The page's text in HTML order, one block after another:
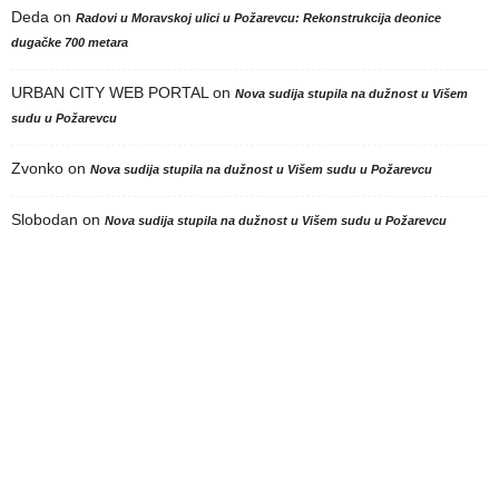
Deda on Radovi u Moravskoj ulici u Požarevcu: Rekonstrukcija deonice
dugačke 700 metara
URBAN CITY WEB PORTALon Nova sudija stupila na dužnost u Višem
sudu u Požarevcu
Zvonko on Nova sudija stupila na dužnost u Višem sudu u Požarevcu
Slobodan on Nova sudija stupila na dužnost u Višem sudu u Požarevcu